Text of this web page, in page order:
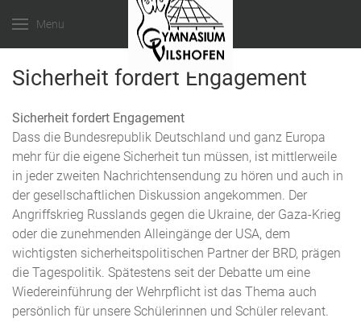
Menu
Sicherheit fordert Engagement
Sicherheit fordert Engagement
Dass die Bundesrepublik Deutschland und ganz Europa
mehr für die eigene Sicherheit tun müssen, ist mittlerweile
in jeder zweiten Nachrichtensendung zu hören und auch in
der gesellschaftlichen Diskussion angekommen. Der
Angriffskrieg Russlands gegen die Ukraine, der Gaza-Krieg
oder die zunehmenden Alleingänge der USA, dem
wichtigsten sicherheitspolitischen Partner der BRD, prägen
die Tagespolitik. Spätestens seit der Debatte um eine
Wiedereinführung der Wehrpflicht ist das Thema auch
persönlich für unsere Schülerinnen und Schüler relevant.